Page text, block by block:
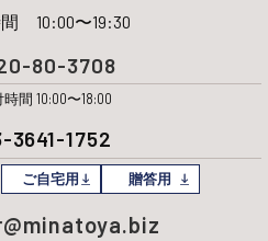
10:00〜19:30
80-3708
間 10:00〜18:00
3641-1752
ご自宅用 贈答用